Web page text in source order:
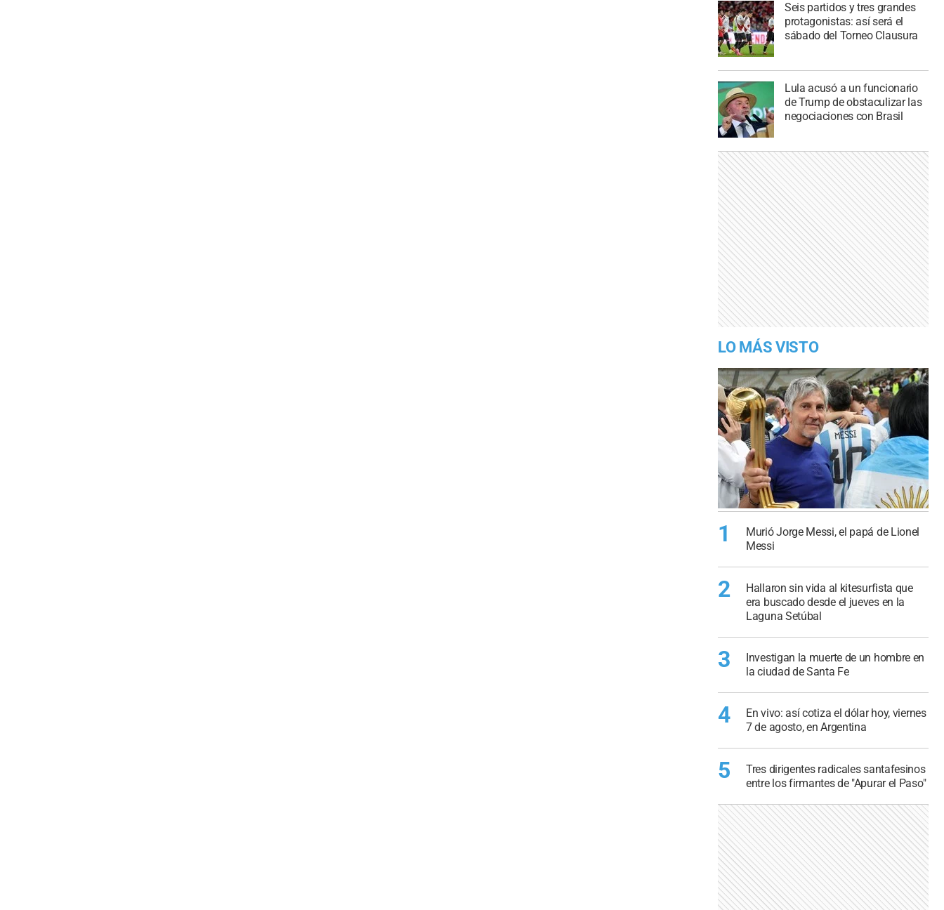
Seis partidos y tres grandes
protagonistas: así será el
sábado del Torneo Clausura
Lula acusó a un funcionario
de Trump de obstaculizar las
negociaciones con Brasil
LO MÁS VISTO
1
Murió Jorge Messi, el papá de Lionel
Messi
2
Hallaron sin vida al kitesurfista que
era buscado desde el jueves en la
Laguna Setúbal
3
Investigan la muerte de un hombre en
la ciudad de Santa Fe
4
En vivo: así cotiza el dólar hoy, viernes
7 de agosto, en Argentina
5
Tres dirigentes radicales santafesinos
entre los firmantes de "Apurar el Paso"